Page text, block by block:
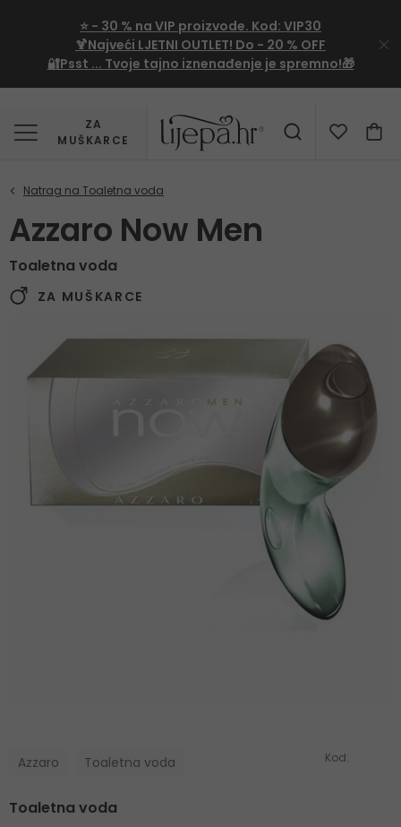
⭐ - 30 % na VIP proizvode. Kod: VIP30
🍹Najveći LJETNI OUTLET! Do - 20 % OFF
🔐Psst ... Tvoje tajno iznenađenje je spremno!🎁
ZA
MUŠKARCE
Azzaro Now Men
Toaletna voda
ZA MUŠKARCE
Azzaro Toaletna voda Kod:
Toaletna voda